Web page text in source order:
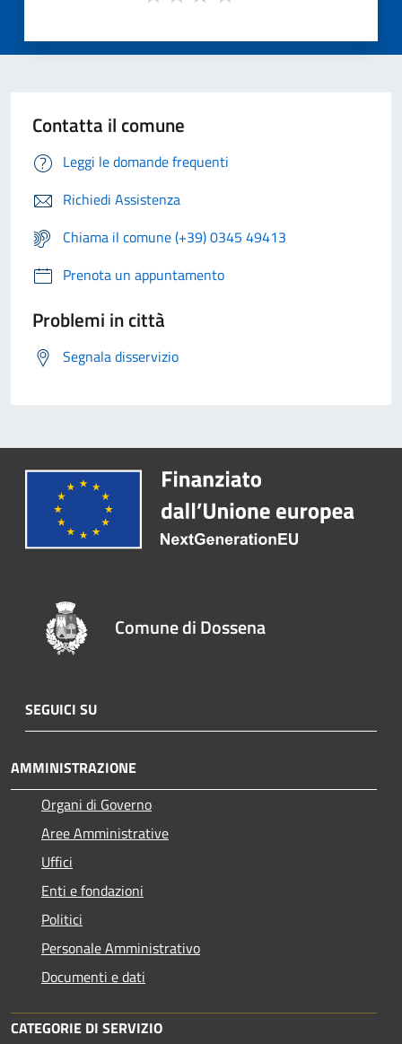
Contatta il comune
Leggi le domande frequenti
Richiedi Assistenza
Chiama il comune (+39) 0345 49413
Prenota un appuntamento
Problemi in città
Segnala disservizio
Comune di Dossena
SEGUICI SU
AMMINISTRAZIONE
Organi di Governo
Aree Amministrative
Uffici
Enti e fondazioni
Politici
Personale Amministrativo
Documenti e dati
CATEGORIE DI SERVIZIO